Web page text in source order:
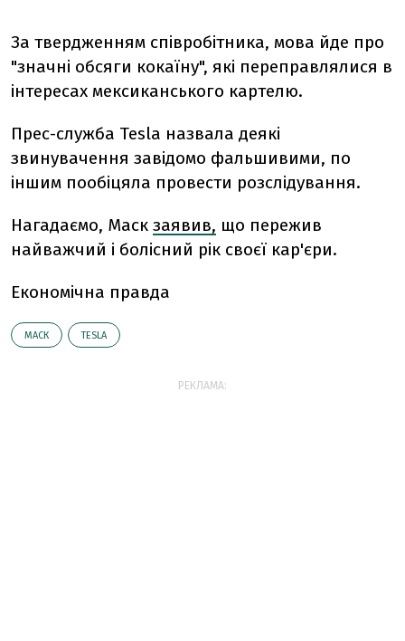
За твердженням співробітника, мова йде про
"значні обсяги кокаїну", які переправлялися в
інтересах мексиканського картелю.
Прес-служба Tesla назвала деякі
звинувачення завідомо фальшивими, по
іншим пообіцяла провести розслідування.
Нагадаємо, Маск заявив, що пережив
найважчий і болісний рік своєї кар'єри.
Економічна правда
МАСК TESLA
РЕКЛАМА: